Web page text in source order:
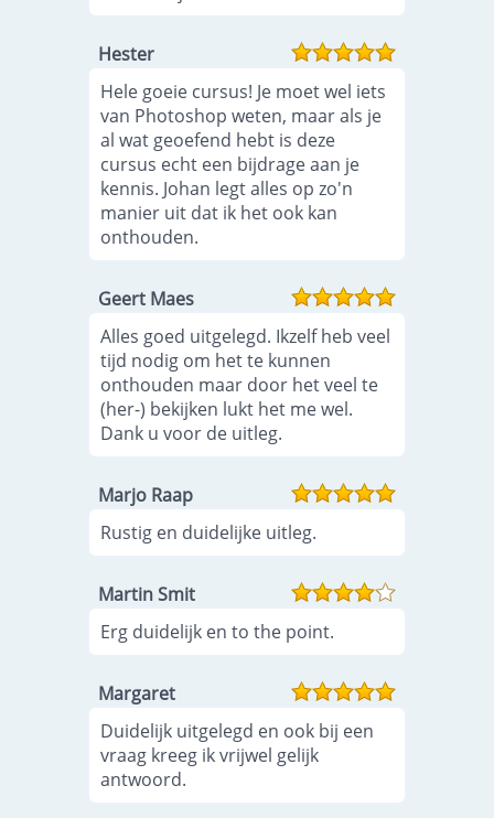
Hester
Hele goeie cursus! Je moet wel iets
van Photoshop weten, maar als je
al wat geoefend hebt is deze
cursus echt een bijdrage aan je
kennis. Johan legt alles op zo'n
manier uit dat ik het ook kan
onthouden.
Geert Maes
Alles goed uitgelegd. Ikzelf heb veel
tijd nodig om het te kunnen
onthouden maar door het veel te
(her-) bekijken lukt het me wel.
Dank u voor de uitleg.
Marjo Raap
Rustig en duidelijke uitleg.
Martin Smit
Erg duidelijk en to the point.
Margaret
Duidelijk uitgelegd en ook bij een
vraag kreeg ik vrijwel gelijk
antwoord.